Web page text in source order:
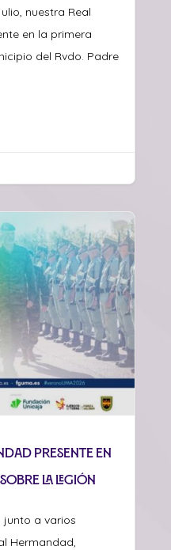
nuestra Real
en la primera
del Rvdo. Padre
presente en
La Legión
junto a varios
Hermandad,